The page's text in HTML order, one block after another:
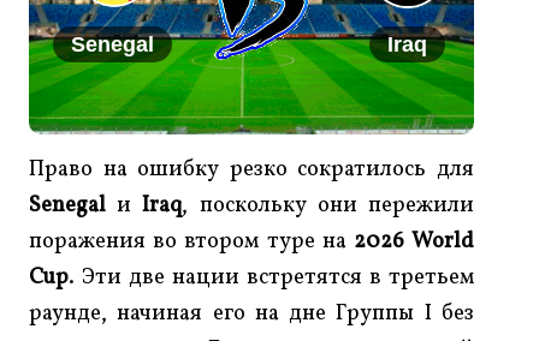
Senegal Iraq
Право на ошибку резко сократилось для
Senegal иIraq, поскольку они пережили
поражения во втором туре на 2026 World
Cup. Эти две нации встретятся в третьем
раунде, начиная его на дне Группы I без